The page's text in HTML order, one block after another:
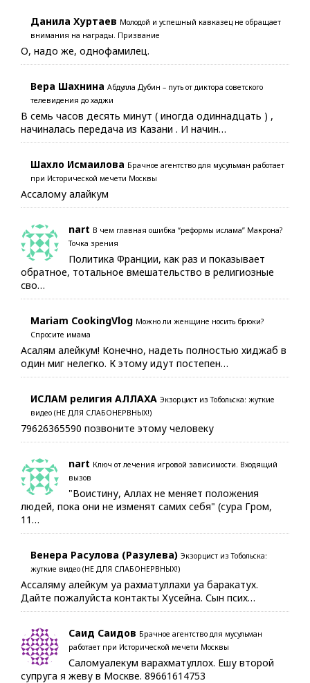
Данила Хуртаев Молодой и успешный кавказец не обращает
внимания на награды. Призвание
О, надо же, однофамилец.
Вера Шахнина Абдулла Дубин – путь от диктора советского
телевидения до хаджи
В семь часов десять минут ( иногда одиннадцать ) ,
начиналась передача из Казани . И начин…
Шахло Исмаилова Брачное агентство для мусульман работает
при Исторической мечети Москвы
Ассалому алайкум
nart В чем главная ошибка “реформы ислама” Макрона?
Точка зрения
Политика Франции, как раз и показывает
обратное, тотальное вмешательство в религиозные
сво…
Mariam CookingVlog Можно ли женщине носить брюки?
Спросите имама
Асалям алейкум! Конечно, надеть полностью хиджаб в
один миг нелегко. К этому идут постепен…
ИСЛАМ религия АЛЛАХА Экзорцист из Тобольска: жуткие
видео (НЕ ДЛЯ СЛАБОНЕРВНЫХ!)
79626365590 позвоните этому человеку
nart Ключ от лечения игровой зависимости. Входящий
вызов
"Воистину, Аллах не меняет положения
людей, пока они не изменят самих себя" (сура Гром,
11…
Венера Расулова (Разулева) Экзорцист из Тобольска:
жуткие видео (НЕ ДЛЯ СЛАБОНЕРВНЫХ!)
Ассаляму алейкум уа рахматуллахи уа баракатух.
Дайте пожалуйста контакты Хусейна. Сын псих…
Саид Саидов Брачное агентство для мусульман
работает при Исторической мечети Москвы
Саломуалекум варахматуллох. Ешу второй
супруга я жеву в Москве. 89661614753